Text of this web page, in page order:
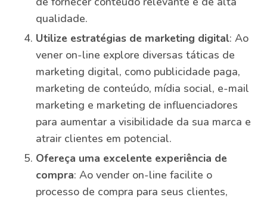
qualidade.
Utilize estratégias de marketing digital: Ao
vener on-line explore diversas táticas de
marketing digital, como publicidade paga,
marketing de conteúdo, mídia social, e-mail
marketing e marketing de influenciadores
para aumentar a visibilidade da sua marca e
atrair clientes em potencial.
Ofereça uma excelente experiência de
compra: Ao vender on-line facilite o
processo de compra para seus clientes,